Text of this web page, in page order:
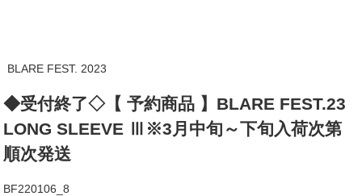
BLARE FEST. 2023
◆受付終了◇【 予約商品 】BLARE FEST.23
LONG SLEEVE Ⅲ※3月中旬～下旬入荷次第
順次発送
BF220106_8